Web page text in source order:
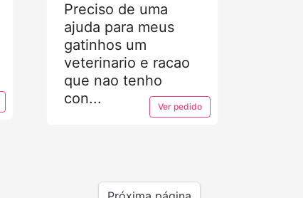
Preciso de uma
ajuda para meus
gatinhos um
veterinario e racao
que nao tenho
con...
Ver pedido